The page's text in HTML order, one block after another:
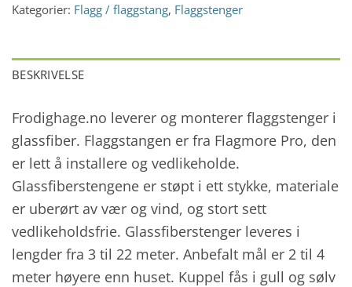
Kategorier: Flagg / flaggstang, Flaggstenger
BESKRIVELSE
Frodighage.no leverer og monterer flaggstenger i
glassfiber. Flaggstangen er fra Flagmore Pro, den
er lett å installere og vedlikeholde.
Glassfiberstengene er støpt i ett stykke, materiale
er uberørt av vær og vind, og stort sett
vedlikeholdsfrie. Glassfiberstenger leveres i
lengder fra 3 til 22 meter. Anbefalt mål er 2 til 4
meter høyere enn huset. Kuppel fås i gull og sølv